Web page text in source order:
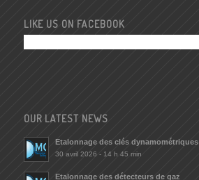
LIKE US ON FACEBOOK
OUR LATEST NEWS
Etalonnage des clés dynamométriques
30 avril 2026 - 14 h 45 min
Etalonnage des détecteurs de gaz